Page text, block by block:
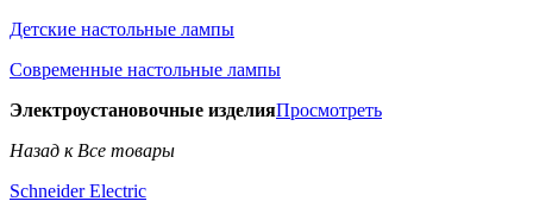
Детские настольные лампы
Современные настольные лампы
Электроустановочные изделияПросмотреть
Назад к Все товары
Schneider Electric